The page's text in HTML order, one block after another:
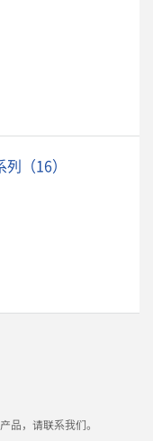
（16）
品，请联系我们。